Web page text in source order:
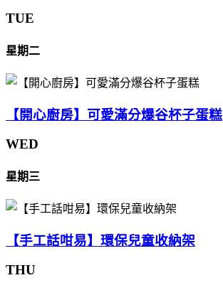
TUE
星期二
【開心廚房】可愛滿分爆谷杯子蛋糕
WED
星期三
【手工話咁易】環保兒童收納架
THU